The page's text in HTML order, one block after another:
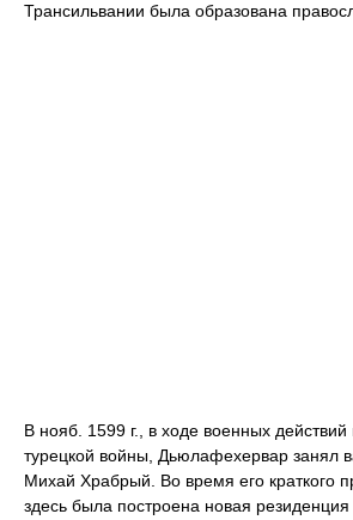
Трансильвании была образована
В нояб. 1599 г., в ходе военных
турецкой войны, Дьюлафехервар занял
Михай Храбрый. Во время его краткого
здесь была построена новая